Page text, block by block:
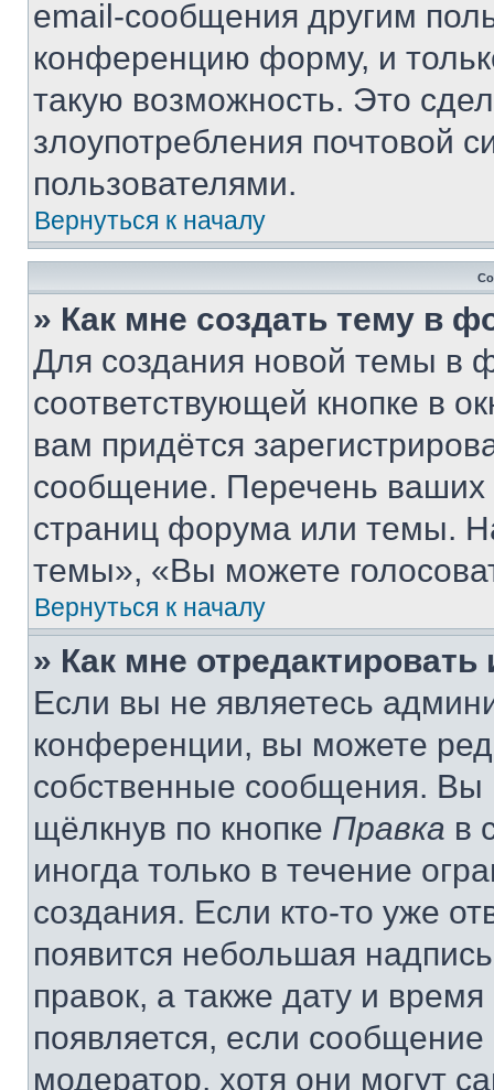
email-сообщения другим
конференцию форму, и
такую возможность. Это
злоупотребления почтовой
пользователями.
Вернуться к началу
» Как мне создать тему в
Для создания новой темы в
соответствующей кнопке в
вам придётся
сообщение. Перечень ваших
страниц форума или темы.
темы», «Вы можете
Вернуться к началу
» Как мне
Если вы не являетесь
конференции, вы можете
собственные сообщения. Вы
щёлкнув по кнопке Правка в
иногда только в течение
создания. Если кто-то уже
появится небольшая
правок, а также дату и
появляется, если
модератор, хотя они могут